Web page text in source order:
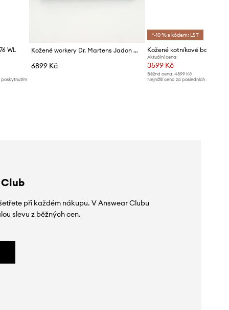
WL
poskytnutím
Kožené workery Dr. Martens Jadon Max
6899 Kč
*-10 % s kódem: LST
Aktuální cena:
3599 Kč
Běžná cena: 4899 Kč
Nejnižší cena za posledních 30 dnů
při každém nákupu. V Answear Clubu
slevu z běžných cen.